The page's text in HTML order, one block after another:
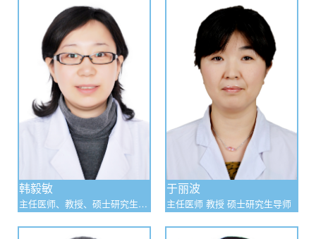
显著提高。
二、学科队伍建设
妇科三病房的医疗技术力量雄厚，有国内知名、经验
丰富的妇科肿瘤老专家，有年富力强的优秀学者，科内医生
全部具有博士学位。现有主任医师2名，副主任医师3名，主
治医师1名；博士生导师1名，硕士生导师1名，在读博士后1
名，在读博士2名、在读硕士5名。
韩毅敏
主任医师、教授、硕士研究生导
师
于丽波
主任医师 教授 硕士研究生导师